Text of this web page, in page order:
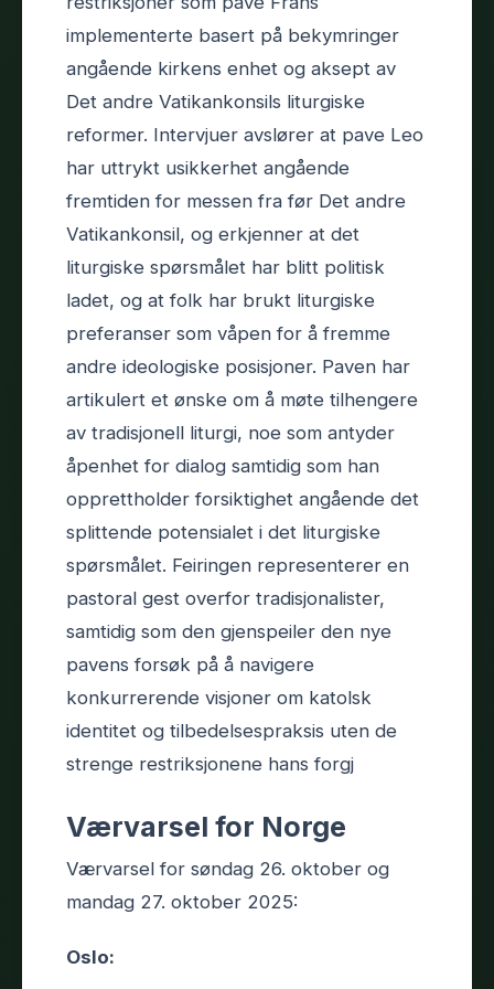
implementerte basert på bekymringer
angående kirkens enhet og aksept av
Det andre Vatikankonsils liturgiske
reformer. Intervjuer avslører at pave Leo
har uttrykt usikkerhet angående
fremtiden for messen fra før Det andre
Vatikankonsil, og erkjenner at det
liturgiske spørsmålet har blitt politisk
ladet, og at folk har brukt liturgiske
preferanser som våpen for å fremme
andre ideologiske posisjoner. Paven har
artikulert et ønske om å møte tilhengere
av tradisjonell liturgi, noe som antyder
åpenhet for dialog samtidig som han
opprettholder forsiktighet angående det
splittende potensialet i det liturgiske
spørsmålet. Feiringen representerer en
pastoral gest overfor tradisjonalister,
samtidig som den gjenspeiler den nye
pavens forsøk på å navigere
konkurrerende visjoner om katolsk
identitet og tilbedelsespraksis uten de
strenge restriksjonene hans forgj
Værvarsel for Norge
Værvarsel for søndag 26. oktober og
mandag 27. oktober 2025:
Oslo: